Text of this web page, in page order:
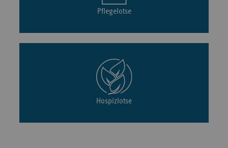
Pflegelotse
Hospizlotse